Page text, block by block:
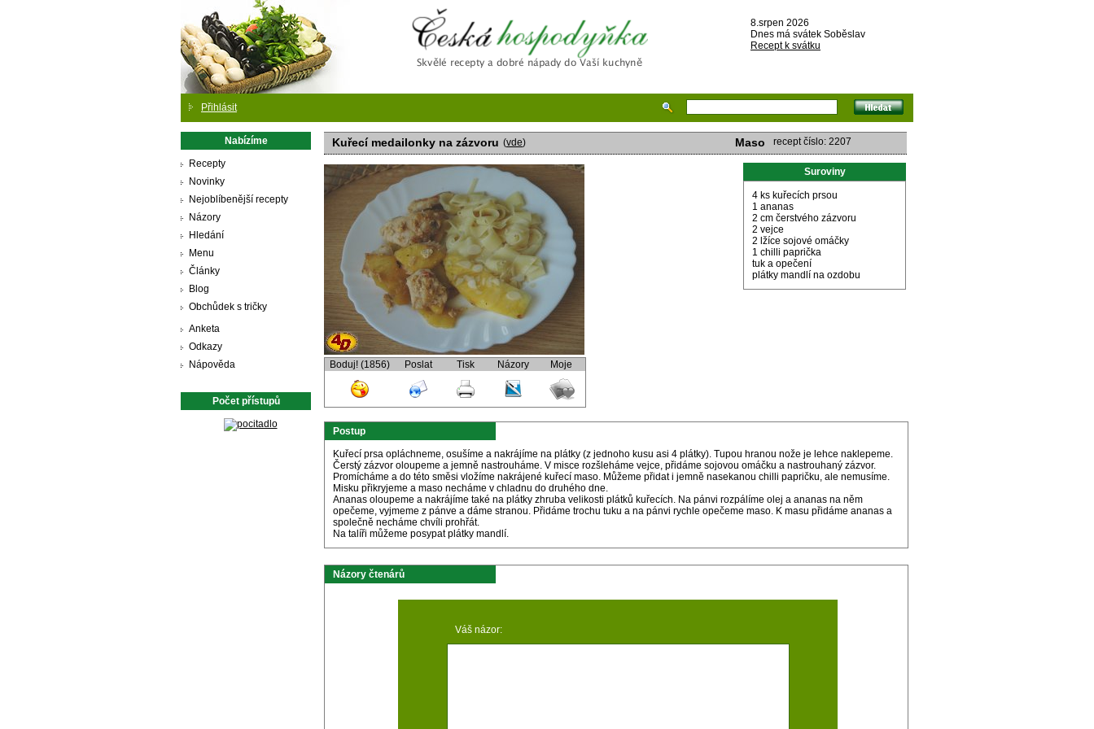
Česká hospodyňka
8.srpen 2026
Dnes má svátek Soběslav
Recept k svátku
Přihlásit
Nabízíme
Recepty
Novinky
Nejoblíbenější recepty
Názory
Hledání
Menu
Články
Blog
Obchůdek s tričky
Anketa
Odkazy
Nápověda
Počet přístupů
Kuřecí medailonky na zázvoru (vde) Maso recept číslo: 2207
Boduj! (1856) Poslat Tisk Názory Moje
Suroviny
4 ks kuřecích prsou
1 ananas
2 cm čerstvého zázvoru
2 vejce
2 lžíce sojové omáčky
1 chilli paprička
tuk a opečení
plátky mandlí na ozdobu
Postup
Kuřecí prsa opláchneme, osušíme a nakrájíme na plátky (z jednoho kusu asi 4 plátky). Tupou hranou nože je lehce naklepeme.
Čerstý zázvor oloupeme a jemně nastrouháme. V misce rozšleháme vejce, přidáme sojovou omáčku a nastrouhaný zázvor.
Promícháme a do této směsi vložíme nakrájené kuřecí maso. Můžeme přidat i jemně nasekanou chilli papričku, ale nemusíme.
Misku přikryjeme a maso necháme v chladnu do druhého dne.
Ananas oloupeme a nakrájíme také na plátky zhruba velikosti plátků kuřecích. Na pánvi rozpálíme olej a ananas na něm
opečeme, vyjmeme z pánve a dáme stranou. Přidáme trochu tuku a na pánvi rychle opečeme maso. K masu přidáme ananas a
společně necháme chvíli prohřát.
Na talíři můžeme posypat plátky mandlí.
Názory čtenárů
Váš názor: